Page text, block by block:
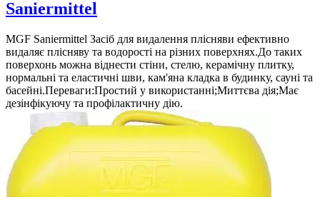
Saniermittel
MGF Saniermittel Засіб для видалення плісняви ​​ефективно
видаляє плісняву та водорості на різних поверхнях.До таких
поверхонь можна віднести стіни, стелю, керамічну плитку,
нормальні та еластичні шви, кам'яна кладка в будинку, сауні та
басейні.Переваги:Простий у використанні;Миттєва дія;Має
дезінфікуючу та профілактичну дію.